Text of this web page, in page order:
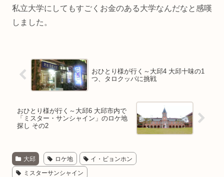
私立大学にしてもすごくお金のある大学なんだなと感嘆
しました。
おひとり様が行く～大邱4 大邱十味の1
つ、タロクッパに挑戦
おひとり様が行く～大邱6 大邱市内で
「ミスター・サンシャイン」のロケ地
探し その2
大邱 ロケ地 イ・ビョンホン
ミスターサンシャイン